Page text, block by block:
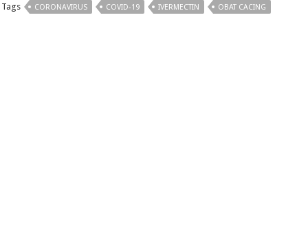
Tags CORONAVIRUS COVID-19 IVERMECTIN OBAT CACING